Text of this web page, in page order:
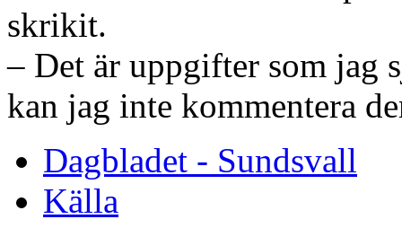
skrikit.
– Det är uppgifter som jag
kan jag inte kommentera
Dagbladet - Sundsvall
Källa